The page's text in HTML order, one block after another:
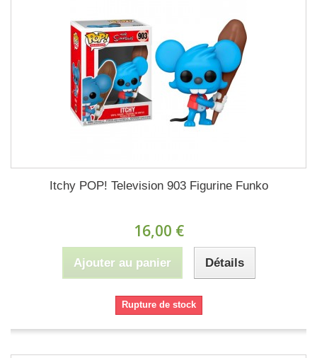
Itchy POP! Television 903 Figurine Funko
16,00 €
Ajouter au panier Détails
Rupture de stock